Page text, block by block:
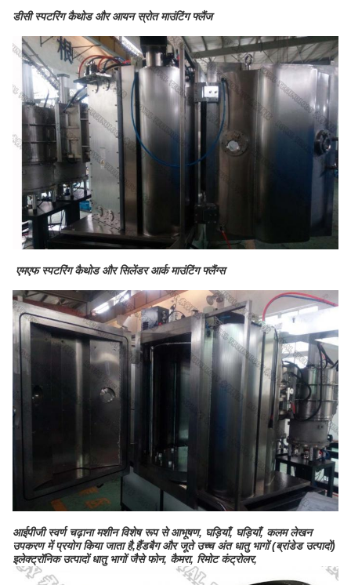
डीसी स्पटरिंग कैथोड और आयन स्रोत माउंटिंग फ्लैंज
एमएफ स्पटरिंग कैथोड और सिलेंडर आर्क माउंटिंग फ्लैंग्स
आईपीजी स्वर्ण चढ़ाना मशीन विशेष रूप से आभूषण, घड़ियाँ, घड़ियाँ, कलम लेखन
उपकरण में प्रयोग किया जाता है,हैंडबैग और जूते उच्च अंत धातु भागों (ब्रांडेड उत्पादों)
इलेक्ट्रॉनिक उत्पादों धातु भागों जैसे फोन, कैमरा, रिमोट कंट्रोलर,